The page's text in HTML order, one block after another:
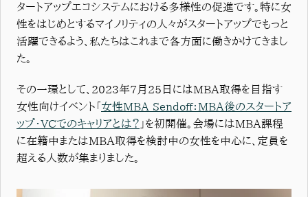
タートアップエコシステムにおける多様性の促進です。特に女
性をはじめとするマイノリティの人々がスタートアップでもっと
活躍できるよう、私たちはこれまで各方面に働きかけてきまし
た。
その一環として、2023年7月25日にはMBA取得を目指す
女性向けイベント「 女性MBA Sendoff：MBA後のスタートア
ップ・VCでのキャリアとは？ 」を初開催。会場にはMBA課程
に在籍中またはMBA取得を検討中の女性を中心に、定員を
超える人数が集まりました。